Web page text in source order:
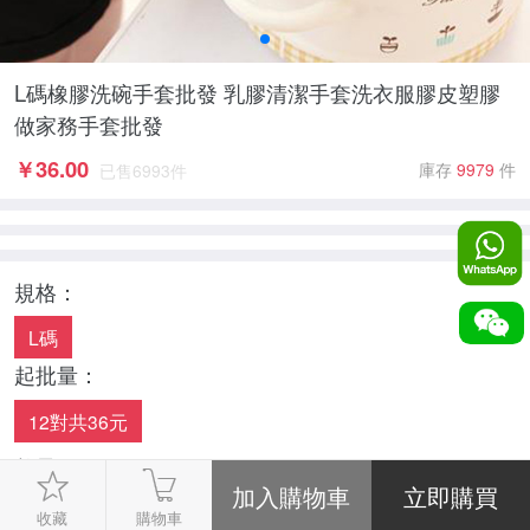
L碼橡膠洗碗手套批發 乳膠清潔手套洗衣服膠皮塑膠
做家務手套批發
￥36.00 已售 6993件 庫存 9979 件
規格：
L碼
起批量：
12對共36元
數量：
-
+
收藏 購物車